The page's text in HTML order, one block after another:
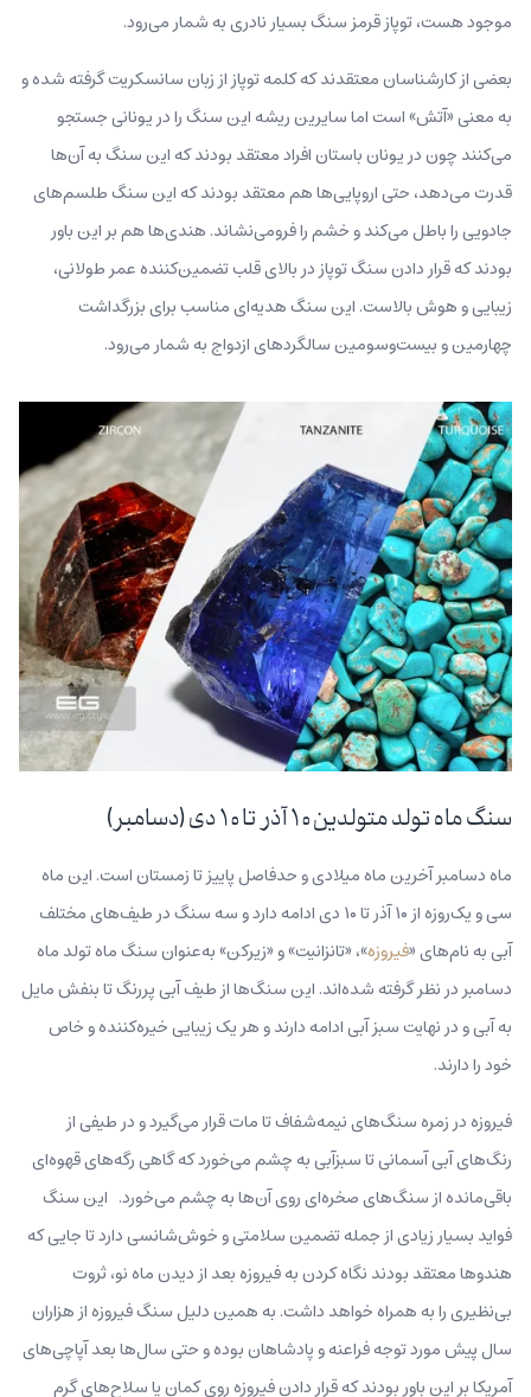
موجود هست،‌ توپاز قرمز سنگ بسیار نادری به شمار می‌رود.
بعضی از کارشناسان معتقدند که کلمه توپاز از زبان سانسکریت گرفته شده و
به معنی «آتش» است اما سایرین ریشه این سنگ را در یونانی جستجو
می‌کنند چون در یونان باستان افراد معتقد بودند که این سنگ به آن‌ها
قدرت می‌دهد، حتی اروپایی‌ها هم معتقد بودند که این سنگ طلسم‌های
جادویی را باطل می‌کند و خشم را فرومی‌نشاند. هندی‌ها هم بر این باور
بودند که قرار دادن سنگ توپاز در بالای قلب تضمین‌کننده عمر طولانی،‌
زیبایی و هوش بالاست. این سنگ هدیه‌ای مناسب برای بزرگداشت
چهارمین و بیست‌و‌سومین سالگردهای ازدواج به شمار می‌رود.
سنگ ماه تولد متولدین ۱۰ آذر تا ۱۰ دی (دسامبر)
ماه دسامبر آخرین ماه میلادی و حدفاصل پاییز تا زمستان است. این ماه
سی و یک‌روزه از ۱۰ آذر تا ۱۰ دی ادامه دارد و سه سنگ در طیف‌های مختلف
آبی به‌ نام‌های «فیروزه»، «تانزانیت» و «زیرکن» به‌عنوان سنگ‌ ماه تولد ماه
دسامبر در نظر گرفته شده‌اند. این سنگ‌ها از طیف آبی پررنگ تا بنفش مایل
به آبی و در نهایت سبز آبی ادامه دارند و هر یک زیبایی خیره‌کننده‌ و خاص
خود را دارند.
فیروزه در زمره سنگ‌های نیمه‌شفاف تا مات قرار می‌گیرد و در طیفی از
رنگ‌های آبی آسمانی تا سبزآبی به چشم می‌خورد که گاهی رگه‌های قهوه‌ای
باقی‌مانده از سنگ‌های صخره‌ای روی آن‌ها به چشم می‌خورد. این سنگ
فواید بسیار زیادی از جمله تضمین سلامتی و خوش‌شانسی دارد تا جایی که
هندوها معتقد بودند نگاه کردن به فیروزه بعد از دیدن ماه نو، ثروت
بی‌نظیری را به همراه خواهد داشت. به همین دلیل سنگ فیروزه از هزاران
سال پیش مورد توجه فراعنه و پادشاهان بوده و حتی سال‌ها بعد آپاچی‌های
آمریکا بر این باور بودند که قرار دادن فیروزه روی کمان یا سلاح‌های‌ گرم